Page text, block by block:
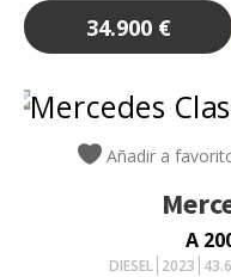
34.900 €
Añadir a
A
DIESEL 2023